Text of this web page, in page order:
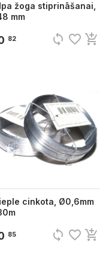
žoga stiprināšanai,
mm
82 sync favorite_border add_shopping_cart
cinkota, Ø0,6mm
85 sync favorite_border add_shopping_cart